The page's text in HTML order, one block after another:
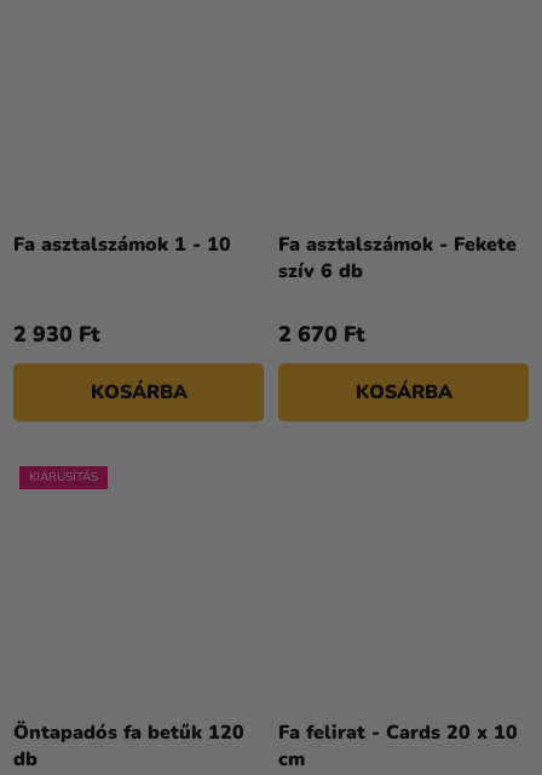
Fa asztalszámok 1 - 10
2 930 Ft
KOSÁRBA
Fa asztalszámok - Fekete
szív 6 db
2 670 Ft
KOSÁRBA
KIÁRUSÍTÁS
Öntapadós fa betűk 120
db
Fa felirat - Cards 20 x 10
cm